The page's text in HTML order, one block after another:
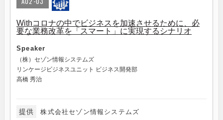
Withコロナの中でビジネスを加速させるために、必
要な業務改革を「スマート」に実現するシナリオ
Speaker
（株）セゾン情報システムズ
リンケージビジネスユニット ビジネス開発部
高橋 秀治
提供 株式会社セゾン情報システムズ